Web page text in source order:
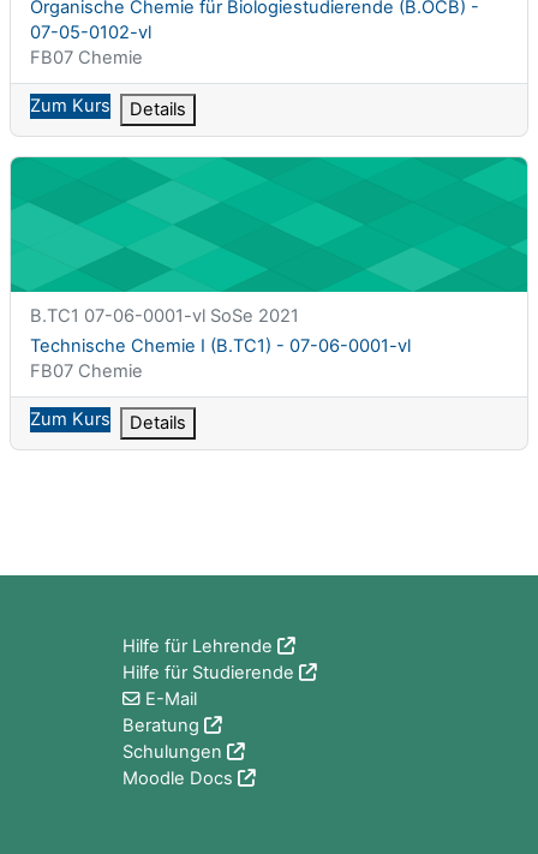
Kursname
Organische Chemie für Biologiestudierende (B.OCB) -
07-05-0102-vl
Kursbereich
FB07 Chemie
Zum Kurs Details
Technische Chemie I (B.TC1) - 07-06-0001-vl
Kurzer Kursname
B.TC1 07-06-0001-vl SoSe 2021
Kursname
Technische Chemie I (B.TC1) - 07-06-0001-vl
Kursbereich
FB07 Chemie
Zum Kurs Details
Hilfe für Lehrende
Hilfe für Studierende
E-Mail
Beratung
Schulungen
Moodle Docs